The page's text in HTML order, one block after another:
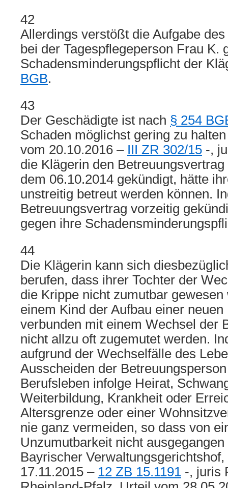
42
Allerdings verstößt die Aufgabe
bei der Tagespflegeperson Frau K.
Schadensminderungspflicht der
BGB.
43
Der Geschädigte ist nach § 254
Schaden möglichst gering zu
vom 20.10.2016 – III ZR 302/15 -,
die Klägerin den
dem 06.10.2014 gekündigt, hätte
unstreitig betreut werden können.
Betreuungsvertrag vorzeitig
gegen ihre
44
Die Klägerin kann sich
berufen, dass ihrer Tochter der
die Krippe nicht zumutbar
einem Kind der Aufbau einer neuen
verbunden mit einem Wechsel der
nicht allzu oft zugemutet werden.
aufgrund der Wechselfälle des
Ausscheiden der
Berufsleben infolge Heirat,
Weiterbildung, Krankheit oder
Altersgrenze oder einer
nie ganz vermeiden, so dass von
Unzumutbarkeit nicht
Bayrischer
17.11.2015 – 12 ZB 15.1191 -, juris